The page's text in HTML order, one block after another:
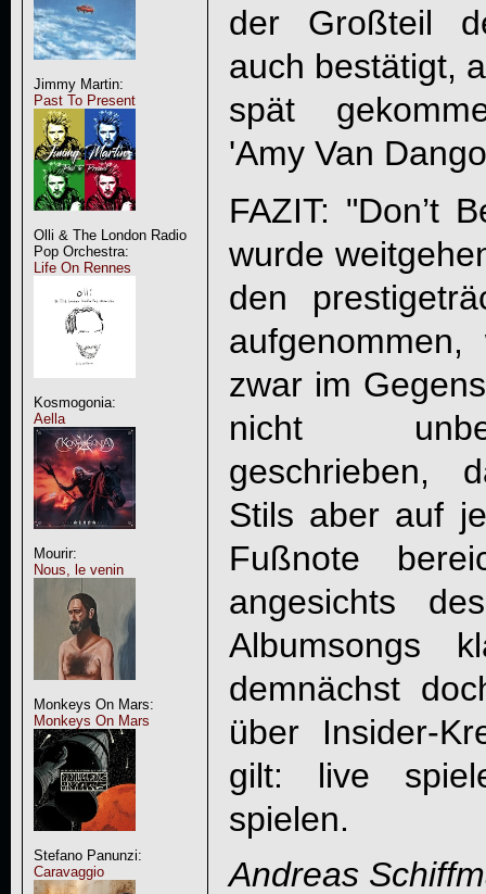
Jimmy Martin:
Past To Present
Olli & The London Radio
Pop Orchestra:
Life On Rennes
Kosmogonia:
Aella
Mourir:
Nous, le venin
Monkeys On Mars:
Monkeys On Mars
Stefano Panunzi:
Caravaggio
der Großteil
auch bestätigt,
spät
'Amy Van
FAZIT: "Don’t
wurde
den
zwar im
nicht
geschrieben,
Stils aber auf
Fußnote
angesichts
Albumsongs
demnächst
über Insider-
gilt: live
spielen.
Andreas